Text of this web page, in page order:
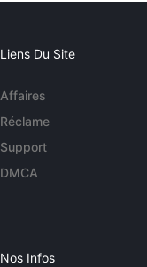
Liens Du Site
Affaires
Réclame
Support
DMCA
Nos Infos